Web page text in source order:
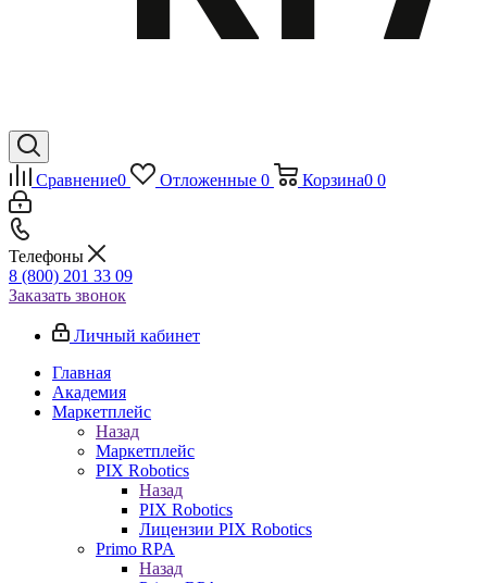
Сравнение0 Отложенные 0 Корзина0 0
Телефоны
8 (800) 201 33 09
Заказать звонок
Личный кабинет
Главная
Академия
Маркетплейс
Назад
Маркетплейс
PIX Robotics
Назад
PIX Robotics
Лицензии PIX Robotics
Primo RPA
Назад